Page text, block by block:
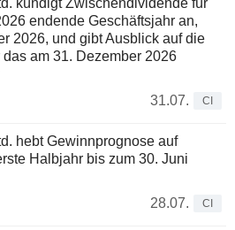
kündigt Zwischendividende für
endende Geschäftsjahr an,
2026, und gibt Ausblick auf die
am 31. Dezember 2026
31.07.
CI
hebt Gewinnprognose auf
Halbjahr bis zum 30. Juni
28.07.
CI